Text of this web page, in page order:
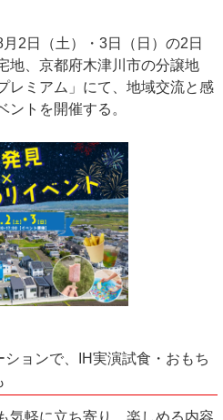
2日（土）・3日（日）の2日
地、京都府木津川市の分譲地
レミアム」にて、地域交流と感
ントを開催する。
ョンで、IH実演試食・おもち
気軽に立ち寄り、楽しめる内容